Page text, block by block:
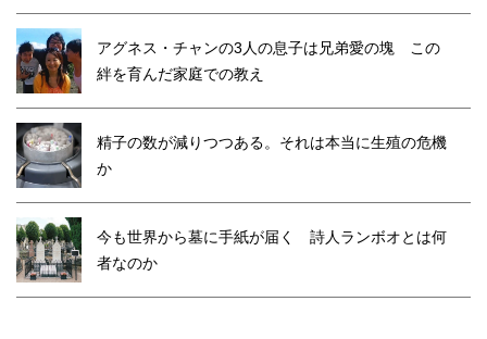
アグネス・チャンの3人の息子は兄弟愛の塊 この
絆を育んだ家庭での教え
精子の数が減りつつある。それは本当に生殖の危機
か
今も世界から墓に手紙が届く 詩人ランボオとは何
者なのか